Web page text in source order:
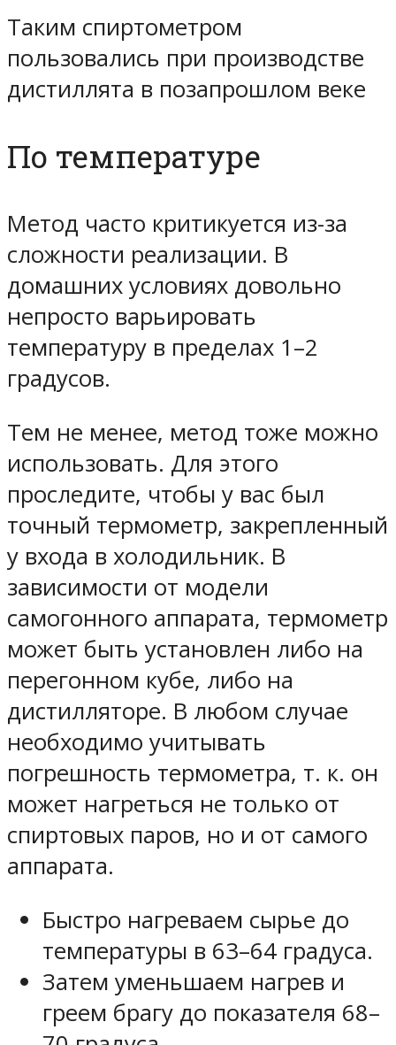
Таким спиртометром
пользовались при производстве
дистиллята в позапрошлом веке
По температуре
Метод часто критикуется из-за
сложности реализации. В
домашних условиях довольно
непросто варьировать
температуру в пределах 1–2
градусов.
Тем не менее, метод тоже можно
использовать. Для этого
проследите, чтобы у вас был
точный термометр, закрепленный
у входа в холодильник. В
зависимости от модели
самогонного аппарата, термометр
может быть установлен либо на
перегонном кубе, либо на
дистилляторе. В любом случае
необходимо учитывать
погрешность термометра, т. к. он
может нагреться не только от
спиртовых паров, но и от самого
аппарата.
Быстро нагреваем сырье до
температуры в 63–64 градуса.
Затем уменьшаем нагрев и
греем брагу до показателя 68–